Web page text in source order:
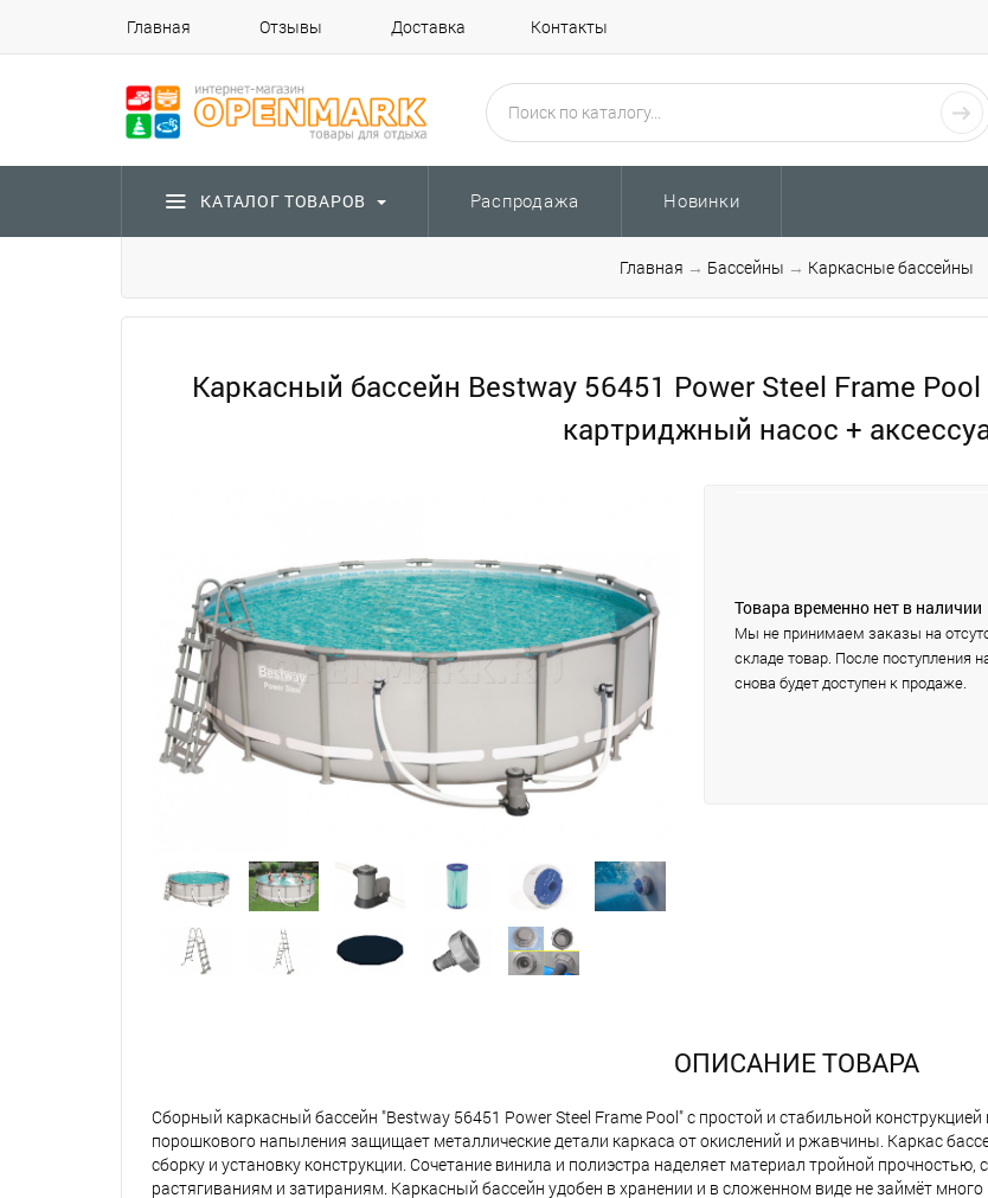
Главная Отзывы Доставка Контакты
КАТАЛОГ ТОВАРОВ Распродажа Новинки
Главная → Бассейны → Каркасные бассейны
Каркасный бассейн Bestway 56451 Power Steel Frame
картриджный насос +
Товара временно нет в наличии
Мы не принимаем заказы на
складе товар. После поступления
снова будет доступен к продаже.
ОПИСАНИЕ ТОВАРА
Сборный каркасный бассейн "Bestway 56451 Power Steel Frame Pool" с простой и стабильной
порошкового напыления защищает металлические детали каркаса от окислений и ржавчины. Каркас
сборку и установку конструкции. Сочетание винила и полиэстра наделяет материал тройной
растягиваниям и затираниям. Каркасный бассейн удобен в хранении и в сложенном виде не займёт